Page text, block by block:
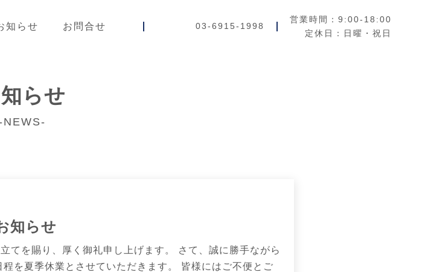
知らせ お問合せ 03-6915-1998
営業時間：9:00-18:00
定休日：日曜・祝日
らせ
NEWS-
知らせ
てを賜り、厚く御礼申し上げます。 さて、誠に勝手ながら
を夏季休業とさせていただきます。 皆様にはご不便とご